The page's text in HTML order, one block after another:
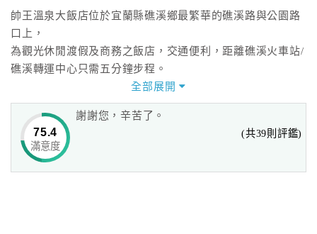
帥王溫泉大飯店位於宜蘭縣礁溪鄉最繁華的礁溪路與公園路
口上，
為觀光休閒渡假及商務之飯店，交通便利，距離礁溪火車站/
礁溪轉運中心只需五分鐘步程。
帥王溫泉大飯店，具有歐美典雅之風，
備有男湯、女湯日式浴池（裸湯不著泳裝）等設備。
帥王溫泉大飯店位置面對礁溪公園，是您舒活身心的最佳休
閒聖勝地!!
礁溪溫泉.......
全部展開
75.4
滿意度
謝謝您，辛苦了。
(共39則評鑑)